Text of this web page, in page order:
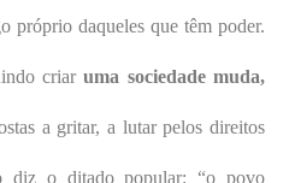
próprio daqueles que têm poder.
criaruma sociedade muda,
a gritar, a lutar pelos direitos
diz o ditado popular: “o povo